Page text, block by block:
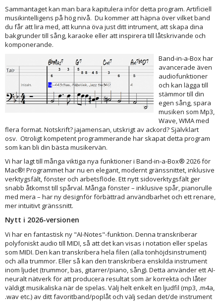
Sammantaget kan man bara kapitulera inför detta program. Artificiell
musikintelligens på hög nivå. Du kommer att häpna över vilket band
du får att lira med, att kunna öva just ditt intrument, att skapa dina
bakgrunder till sång, karaoke eller att inspirera till låtskrivande och
komponerande.
Band-in-a-Box har
avancerade även
audiofunktioner
och kan lägga till
stämmor till din
egen sång, spara
musiken som Mp3,
Wave, WMA med
flera format. Notskrift? jajamensan, utskrigt av ackord? Självklart
osv. Otroligt kompetent programmerande har skapat detta program
som kan bli din bästa musikervän.
Vi har lagt till många viktiga nya funktioner i Band-in-a-Box® 2026 för
Mac®! Programmet har nu en elegant, modernt gränssnittet, inklusive
verktygsfält, fönster och arbetsflöde. Ett nytt sidoverktygsfält ger
snabb åtkomst till spårval. Många fönster – inklusive spår, pianorulle
med mera – har ny designför förbättrad användbarhet och ett renare,
mer intuitivt gränssnitt.
Nytt i 2026-versionen
Vi har en fantastisk ny "AI-Notes"-funktion. Denna transkriberar
polyfoniskt audio till MIDI, så att det kan visas i notation eller spelas
som MIDI. Den kan transkribera hela filen (alla tonhöjdsinstrument)
och alla trummor. Eller så kan den transkribera enskilda instrument
inom ljudet (trummor, bas, gitarrer/piano, sång). Detta använder ett AI-
neuralt nätverk för att producera resultat som är korrekta och låter
väldigt musikaliska när de spelas. Välj helt enkelt en ljudfil (mp3, .m4a,
.wav etc.) av ditt favoritband/poplåt och välj sedan det/de instrument